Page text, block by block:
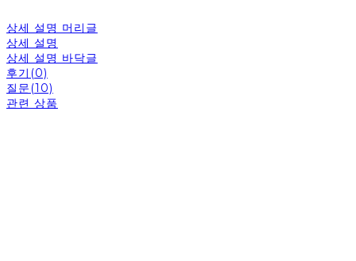
상세 설명 머리글
상세 설명
상세 설명 바닥글
후기(0)
질문(10)
관련 상품